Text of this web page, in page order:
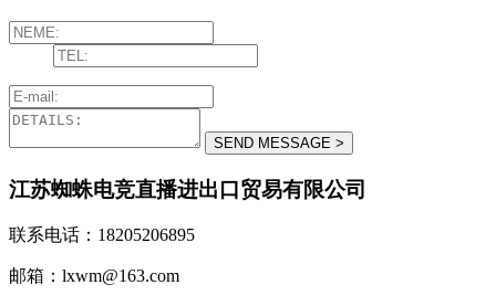
江苏蜘蛛电竞直播进出口贸易有限公司
联系电话：18205206895
邮箱：lxwm@163.com